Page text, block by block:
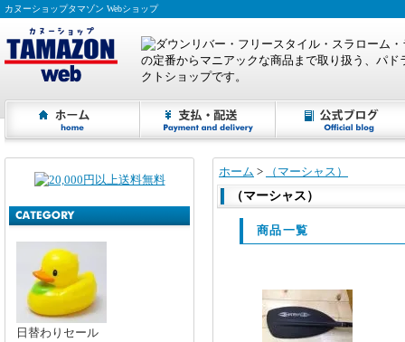
カヌーショップタマゾン Webショップ
日替わりセール
ホーム >
（マーシャス）
（マーシャス）
商品一覧